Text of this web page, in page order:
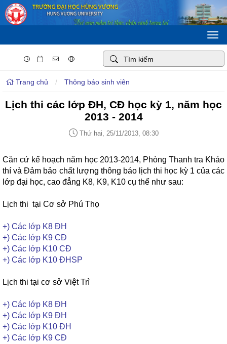
Trang chủ / Thông báo sinh viên
Lịch thi các lớp ĐH, CĐ học kỳ 1, năm học
2013 - 2014
Thứ hai, 25/11/2013, 08:30
Căn cứ kế hoạch năm học 2013-2014, Phòng Thanh tra Khảo
thí và Đảm bảo chất lượng thông báo lịch thi học kỳ 1 của các
lớp đại học, cao đẳng K8, K9, K10 cụ thể như sau:
Lịch thi tại Cơ sở Phú Thọ
+) Các lớp K8 ĐH
+) Các lớp K9 CĐ
+) Các lớp K10 CĐ
+) Các lớp K10 ĐHSP
Lịch thi tại cơ sở Việt Trì
+) Các lớp K8 ĐH
+) Các lớp K9 ĐH
+) Các lớp K10 ĐH
+) Các lớp K9 CĐ